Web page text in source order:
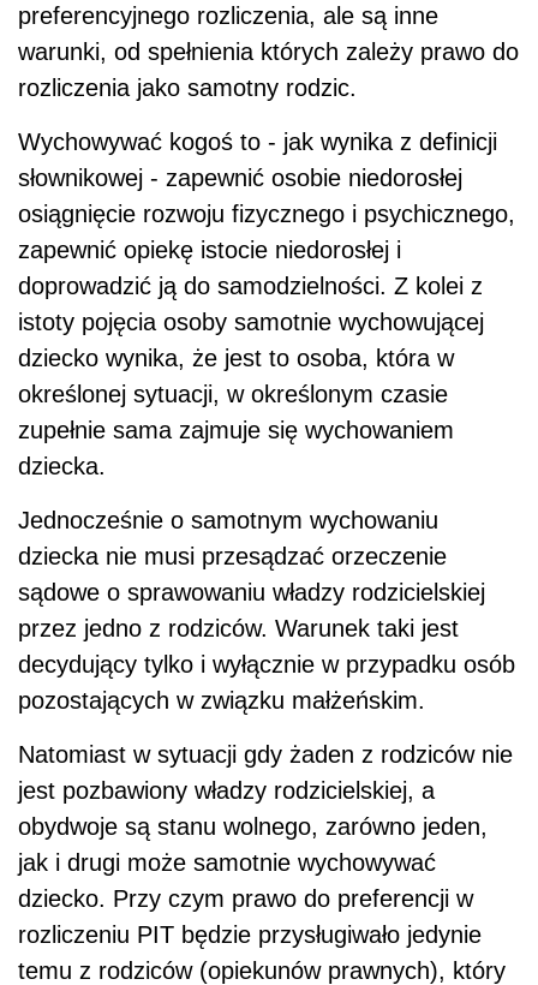
preferencyjnego rozliczenia, ale są inne
warunki, od spełnienia których zależy prawo do
rozliczenia jako samotny rodzic.
Wychowywać kogoś to - jak wynika z definicji
słownikowej - zapewnić osobie niedorosłej
osiągnięcie rozwoju fizycznego i psychicznego,
zapewnić opiekę istocie niedorosłej i
doprowadzić ją do samodzielności. Z kolei z
istoty pojęcia osoby samotnie wychowującej
dziecko wynika, że jest to osoba, która w
określonej sytuacji, w określonym czasie
zupełnie sama zajmuje się wychowaniem
dziecka.
Jednocześnie o samotnym wychowaniu
dziecka nie musi przesądzać orzeczenie
sądowe o sprawowaniu władzy rodzicielskiej
przez jedno z rodziców. Warunek taki jest
decydujący tylko i wyłącznie w przypadku osób
pozostających w związku małżeńskim.
Natomiast w sytuacji gdy żaden z rodziców nie
jest pozbawiony władzy rodzicielskiej, a
obydwoje są stanu wolnego, zarówno jeden,
jak i drugi może samotnie wychowywać
dziecko. Przy czym prawo do preferencji w
rozliczeniu PIT będzie przysługiwało jedynie
temu z rodziców (opiekunów prawnych), który